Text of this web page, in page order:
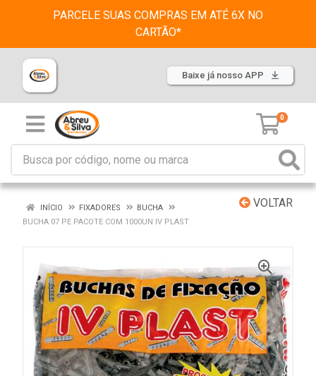
PARCELE SUAS COMPRAS EM ATÉ 6X NO
CARTÃO*
Baixe já nosso APP
0
VOLTAR
INÍCIO FIXADORES
BUCHA
BUCHA 07 PE PACOTE COM 1000UN IV PLAST